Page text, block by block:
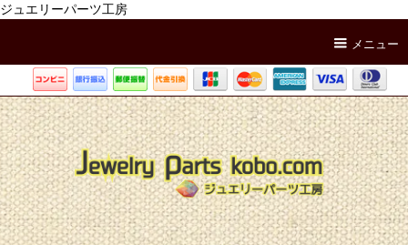
ジュエリーパーツ工房
メニュー